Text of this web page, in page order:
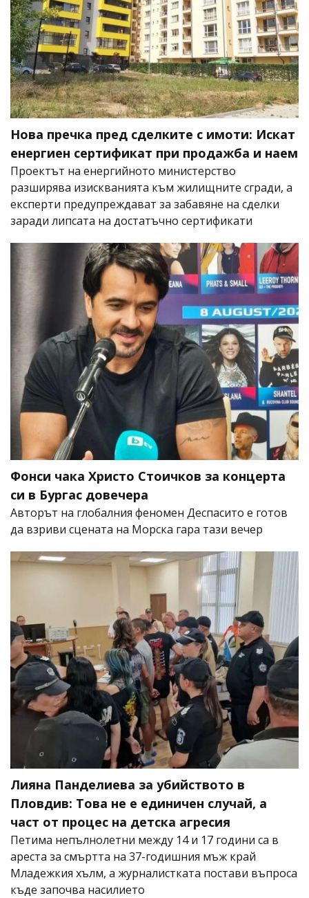
Нова пречка пред сделките с имоти: Искат
енергиен сертификат при продажба и наем
Проектът на енергийното министерство
разширява изискванията към жилищните сгради, а
експерти предупреждават за забавяне на сделки
заради липсата на достатъчно сертификати
Фонси чака Христо Стоичков за концерта
си в Бургас довечера
Авторът на глобалния феномен Деспасито е готов
да взриви сцената на Морска гара тази вечер
Лияна Панделиева за убийството в
Пловдив: Това не е единичен случай, а
част от процес на детска агресия
Петима непълнолетни между 14 и 17 години са в
ареста за смъртта на 37-годишния мъж край
Младежкия хълм, а журналистката постави въпроса
къде започва насилието